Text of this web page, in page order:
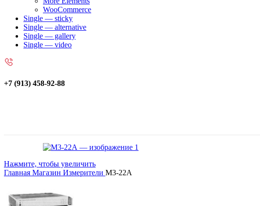
WooCommerce
Single — sticky
Single — alternative
Single — gallery
Single — video
+7 (913) 458-92-88
Нажмите, чтобы увеличить
Главная Магазин Измерители М3-22А